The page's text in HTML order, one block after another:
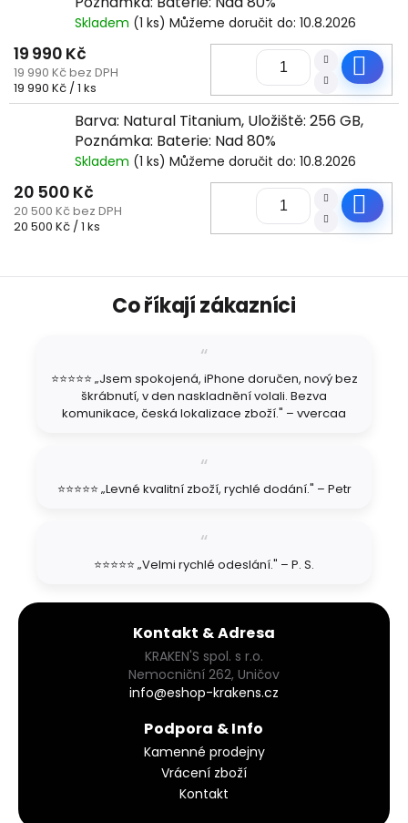
Skladem (1 ks) Můžeme doručit do: 10.8.2026
19 990 Kč
19 990 Kč bez DPH
Měrná
cena:
19 990 Kč / 1 ks
Barva: Natural Titanium, Uložiště: 256 GB,
Poznámka: Baterie: Nad 80%
Skladem (1 ks) Můžeme doručit do: 10.8.2026
20 500 Kč
20 500 Kč bez DPH
Měrná
20 500 Kč / 1 ks
Co říkají zákazníci
⭐⭐⭐⭐⭐ „Jsem spokojená, iPhone doručen, nový bez
škrábnutí, v den naskladnění volali. Bezva
komunikace, česká lokalizace zboží." – vvercaa
⭐⭐⭐⭐⭐ „Levné kvalitní zboží, rychlé dodání." – Petr
⭐⭐⭐⭐⭐ „Velmi rychlé odeslání." – P. S.
Kontakt & Adresa
KRAKEN'S spol. s r.o.
Nemocniční 262, Uničov
info@eshop-krakens.cz
Podpora & Info
Kamenné prodejny
Vrácení zboží
Kontakt